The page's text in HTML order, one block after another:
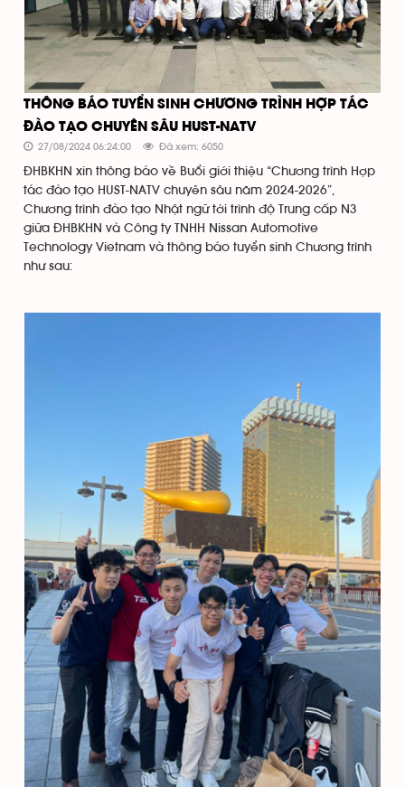
THÔNG BÁO TUYỂN SINH CHƯƠNG TRÌNH HỢP TÁC
ĐÀO TẠO CHUYÊN SÂU HUST-NATV
27/08/2024 06:24:00 Đã xem: 6050
ĐHBKHN xin thông báo về Buổi giới thiệu “Chương trình Hợp
tác đào tạo HUST-NATV chuyên sâu năm 2024-2026”,
Chương trình đào tạo Nhật ngữ tới trình độ Trung cấp N3
giữa ĐHBKHN và Công ty TNHH Nissan Automotive
Technology Vietnam và thông báo tuyển sinh Chương trình
như sau: